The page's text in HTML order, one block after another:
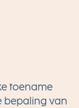
toename
bepaling van